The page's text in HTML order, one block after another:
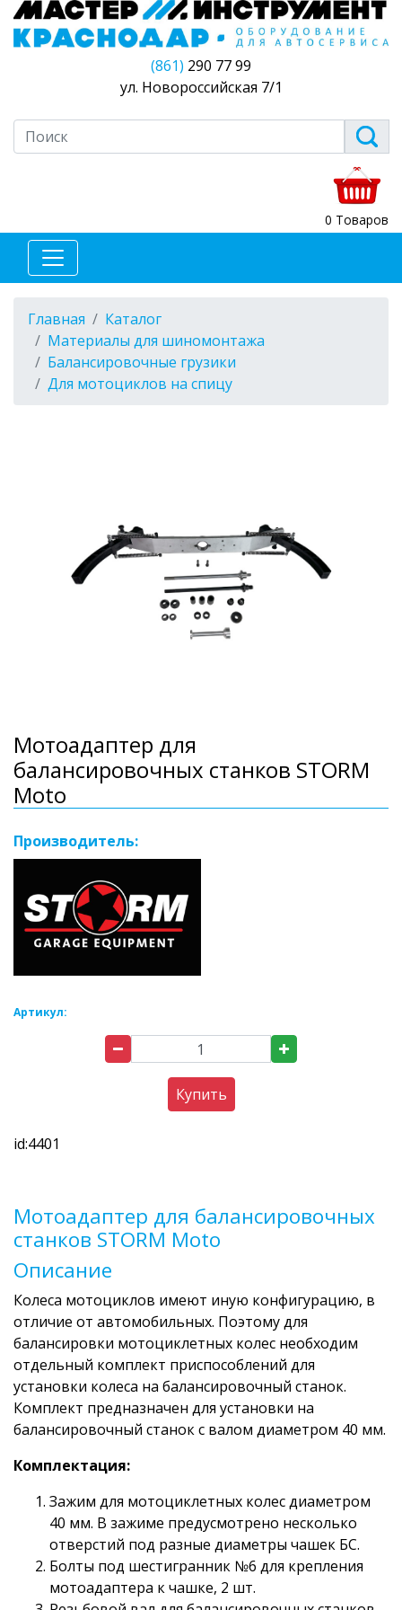
(861) 290 77 99
ул. Новороссийская 7/1
0 Товаров
Главная
Каталог
Материалы для шиномонтажа
Балансировочные грузики
Для мотоциклов на спицу
Мотоадаптер для
балансировочных станков STORM
Moto
Производитель:
Артикул:
Купить
id:4401
Мотоадаптер для балансировочных
станков STORM Moto
Описание
Колеса мотоциклов имеют иную конфигурацию, в
отличие от автомобильных. Поэтому для
балансировки мотоциклетных колес необходим
отдельный комплект приспособлений для
установки колеса на балансировочный станок.
Комплект предназначен для установки на
балансировочный станок с валом диаметром 40 мм.
Комплектация:
Зажим для мотоциклетных колес диаметром
40 мм. В зажиме предусмотрено несколько
отверстий под разные диаметры чашек БС.
Болты под шестигранник №6 для крепления
мотоадаптера к чашке, 2 шт.